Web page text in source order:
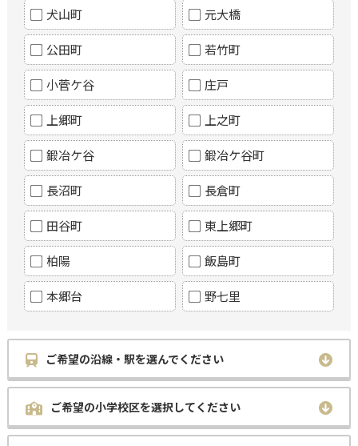
犬山町 元大橋
公田町 若竹町
小菅ケ谷 庄戸
上郷町 上之町
鍛冶ケ谷 鍛冶ケ谷町
長沼町 長倉町
田谷町 東上郷町
柏陽 飯島町
本郷台 野七里
ご希望の沿線・駅を選んでください
ご希望の小学校区を選択してください